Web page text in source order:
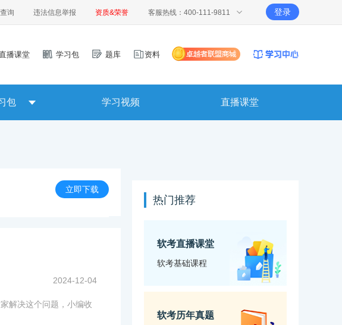
询 违法信息举报 资质&荣誉 客服热线：400-111-9811 登录
播课堂 学习包 题库 资料
包 学习视频 直播课堂
立即下载
2024-12-04
解决这个问题，小编收
热门推荐
软考直播课堂
软考基础课程
软考历年真题